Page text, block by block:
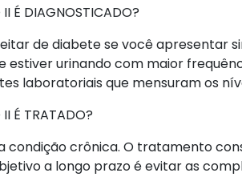
É DIAGNOSTICADO?
de diabete se você apresentar
estiver urinando com maior
laboratoriais que mensuram os
É TRATADO?
condição crônica. O tratamento
a longo prazo é evitar as